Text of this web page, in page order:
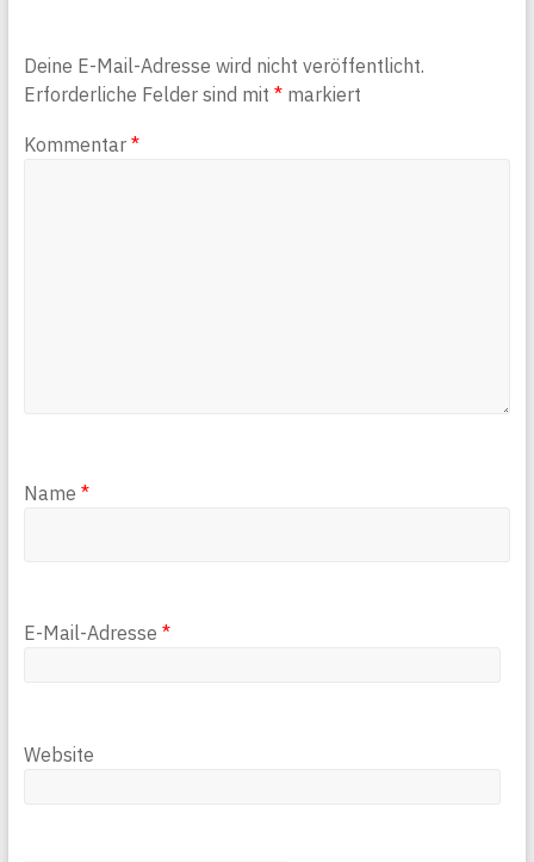
Deine E-Mail-Adresse wird nicht veröffentlicht.
Erforderliche Felder sind mit *markiert
Kommentar *
Name *
E-Mail-Adresse *
Website